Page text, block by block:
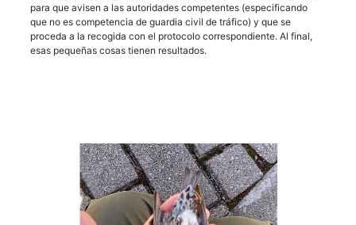
para que avisen a las autoridades competentes (especificando
que no es competencia de guardia civil de tráfico) y que se
proceda a la recogida con el protocolo correspondiente. Al final,
esas pequeñas cosas tienen resultados.